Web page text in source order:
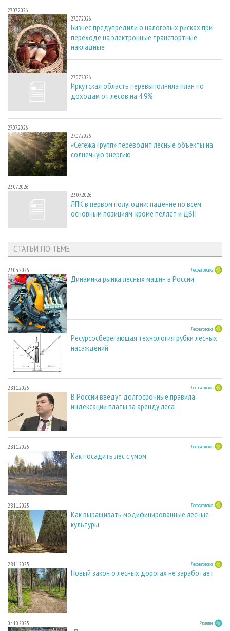
27.07.2026
27.07.2026
Бизнес предупредили о налоговых рисках при
переходе на электронные транспортные
накладные
27.07.2026
27.07.2026
Иркутская область перевыполнила план по
доходам от лесов на 4,9%
27.07.2026
27.07.2026
«Сегежа Групп» переводит лесные объекты на
солнечную энергию
23.07.2026
23.07.2026
ЛПК в первом полугодии: падение по всем
основным позициям, кроме пеллет и ДВП
СТАТЬИ ПО ТЕМЕ
23.03.2026 Лесозаготовка
Динамика рынка лесных машин в России
23.03.2026 Лесозаготовка
Ресурсосберегающая технология рубки лесных
насаждений
28.11.2025 Лесозаготовка
В России введут долгосрочные правила
индексации платы за аренду леса
28.11.2025 Лесозаготовка
Как посадить лес с умом
28.11.2025 Лесозаготовка
Как выращивать модифицированные лесные
культуры
28.11.2025 Лесозаготовка
Новый закон о лесных дорогах не заработает
04.10.2025 Развитие